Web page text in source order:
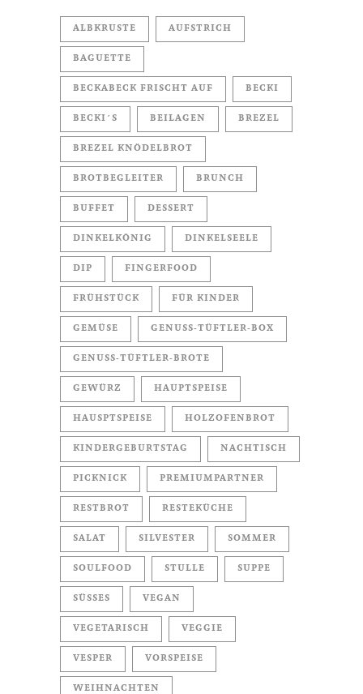
ALBKRUSTE AUFSTRICH
BAGUETTE
BECKABECK FRISCHT AUF BECKI
BECKI´S BEILAGEN BREZEL
BREZEL KNÖDELBROT
BROTBEGLEITER BRUNCH
BUFFET DESSERT
DINKELKÖNIG DINKELSEELE
DIP FINGERFOOD
FRÜHSTÜCK FÜR KINDER
GEMÜSE GENUSS-TÜFTLER-BOX
GENUSS-TÜFTLER-BROTE
GEWÜRZ HAUPTSPEISE
HAUSPTSPEISE HOLZOFENBROT
KINDERGEBURTSTAG NACHTISCH
PICKNICK PREMIUMPARTNER
RESTBROT RESTEKÜCHE
SALAT SILVESTER SOMMER
SOULFOOD STULLE SUPPE
SÜSSES VEGAN
VEGETARISCH VEGGIE
VESPER VORSPEISE
WEIHNACHTEN